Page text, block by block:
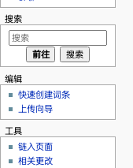
搜索
编辑
快速创建词条
上传向导
工具
链入页面
相关更改